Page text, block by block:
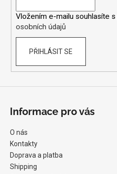
Vložením e-mailu souhlasíte s
osobních údajů
PŘIHLÁSIT SE
Informace pro vás
O nás
Kontakty
Doprava a platba
Shipping